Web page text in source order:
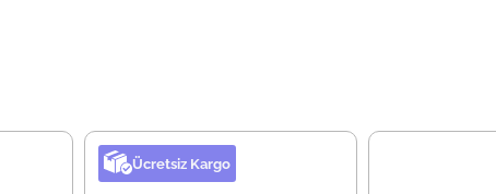
Ücretsiz Kargo